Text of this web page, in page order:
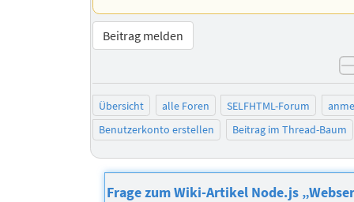
Beitrag melden
Übersicht alle Foren SELFHTML-Forum
Benutzerkonto erstellen
Beitrag im Thread-Baum
Frage zum Wiki-Artikel Node.js